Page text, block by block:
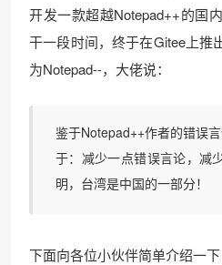
开发一款超越Notepad++的国
干一段时间，终于在Gitee上推
为Notepad--，大佬说：
鉴于Notepad++作者的错误
于：减少一点错误言论，减
明，台湾是中国的一部分！
下面向各位小伙伴简单介绍一下